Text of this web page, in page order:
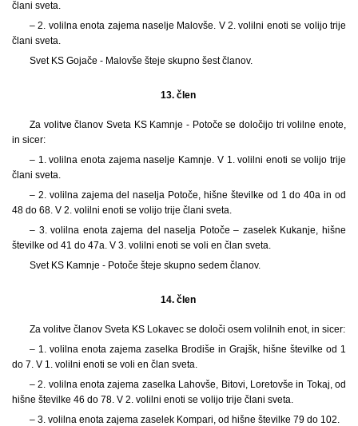
člani sveta.
– 2. volilna enota zajema naselje Malovše. V 2. volilni enoti se volijo trije
člani sveta.
Svet KS Gojače - Malovše šteje skupno šest članov.
13. člen
Za volitve članov Sveta KS Kamnje - Potoče se določijo tri volilne enote,
in sicer:
– 1. volilna enota zajema naselje Kamnje. V 1. volilni enoti se volijo trije
člani sveta.
– 2. volilna zajema del naselja Potoče, hišne številke od 1 do 40a in od
48 do 68. V 2. volilni enoti se volijo trije člani sveta.
– 3. volilna enota zajema del naselja Potoče – zaselek Kukanje, hišne
številke od 41 do 47a. V 3. volilni enoti se voli en član sveta.
Svet KS Kamnje - Potoče šteje skupno sedem članov.
14. člen
Za volitve članov Sveta KS Lokavec se določi osem volilnih enot, in sicer:
– 1. volilna enota zajema zaselka Brodiše in Grajšk, hišne številke od 1
do 7. V 1. volilni enoti se voli en član sveta.
– 2. volilna enota zajema zaselka Lahovše, Bitovi, Loretovše in Tokaj, od
hišne številke 46 do 78. V 2. volilni enoti se volijo trije člani sveta.
– 3. volilna enota zajema zaselek Kompari, od hišne številke 79 do 102.